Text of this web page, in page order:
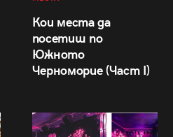
Кои места да
посетиш по
Южното
Черноморие (Част I)